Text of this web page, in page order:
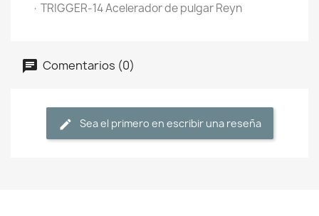
· TRIGGER-14 Acelerador de pulgar Reyn
Comentarios (0)
Sea el primero en escribir una reseña